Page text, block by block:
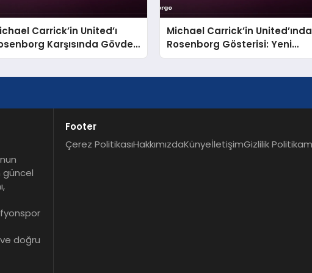
Carrick’in United’ı
Karşısında Gövde
Yaptı
Michael Carrick’in United’ında
Rosenborg Gösterisi: Yeni
Hücum Hattı Şekilleniyor
güncel
doğru
Footer
Çerez PolitikasıHakkımızdaKünyeİletişimGizlilik